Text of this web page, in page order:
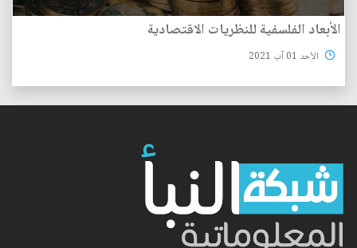
الأبعاد الفلسفية للنظريات الاقتصادية
الأحد 01 آب 2021